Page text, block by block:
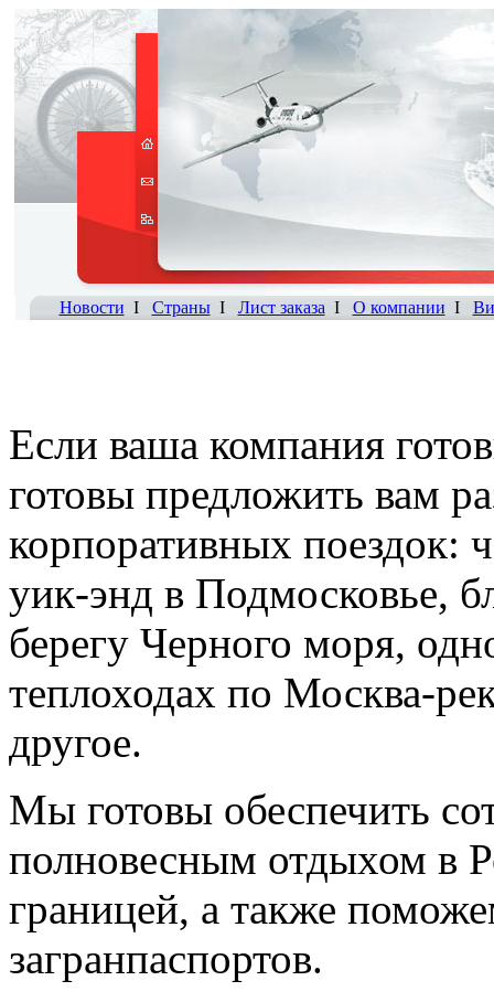
Новости I СтраныI Лист заказа I О компании I
Если ваша компания
готовы предложить вам
корпоративных поездок:
уик-энд в Подмосковье,
берегу Черного моря,
теплоходах по Москва-
другое.
Мы готовы обеспечить
полновесным отдыхом в
границей, а также
загранпаспортов.